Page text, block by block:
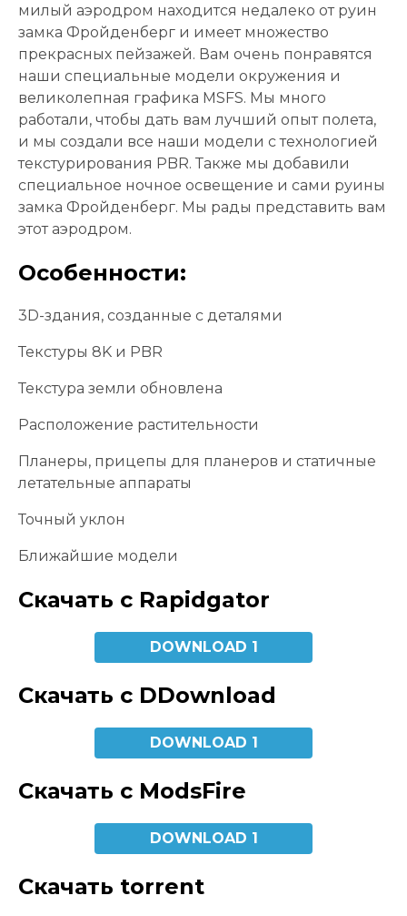
милый аэродром находится недалеко от руин
замка Фройденберг и имеет множество
прекрасных пейзажей. Вам очень понравятся
наши специальные модели окружения и
великолепная графика MSFS. Мы много
работали, чтобы дать вам лучший опыт полета,
и мы создали все наши модели с технологией
текстурирования PBR. Также мы добавили
специальное ночное освещение и сами руины
замка Фройденберг. Мы рады представить вам
этот аэродром.
Особенности:
3D-здания, созданные с деталями
Текстуры 8K и PBR
Текстура земли обновлена
Расположение растительности
Планеры, прицепы для планеров и статичные
летательные аппараты
Точный уклон
Ближайшие модели
Скачать с Rapidgator
DOWNLOAD 1
Скачать с DDownload
DOWNLOAD 1
Скачать с ModsFire
DOWNLOAD 1
Скачать torrent